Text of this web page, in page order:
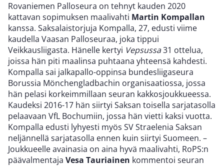
Rovaniemen Palloseura on tehnyt kauden 2020
kattavan sopimuksen maalivahti Martin Kompallan
kanssa. Saksalaistorjuja Kompalla, 27, edusti viime
kaudella Vaasan Palloseuraa, joka tippui
Veikkausliigasta. Hänelle kertyi Vepsussa31 ottelua,
joissa hän piti maalinsa puhtaana yhteensä kahdesti.
Kompalla sai jalkapallo-oppinsa bundesliigaseura
Borussia Mönchengladbachin organisaatiossa, jossa
hän pelasi korkeimmillaan seuran kakkosjoukkueessa.
Kaudeksi 2016-17 hän siirtyi Saksan toisella sarjatasolla
pelaavaan VfL Bochumiin, jossa hän vietti kaksi vuotta.
Kompalla edusti lyhyesti myös SV Straelenia Saksan
neljännellä sarjatasolla ennen kuin siirtyi Suomeen. –
Joukkueelle avainasia on aina hyvä maalivahti, RoPS:n
päävalmentaja Vesa Tauriainen kommentoi seuran